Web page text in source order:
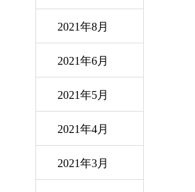
2021年8月
2021年6月
2021年5月
2021年4月
2021年3月